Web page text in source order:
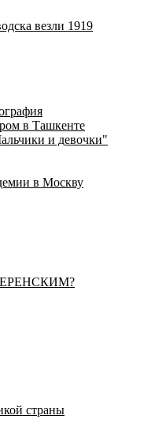
везли 1919
в Ташкенте
и девочки"
в Москву
страны